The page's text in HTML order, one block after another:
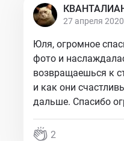
27 апреля 2020
Юля, огромное
фото и
возвращаешься к
и как они
дальше. Спасибо
2